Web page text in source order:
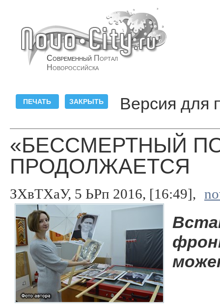
Современный Портал
Новороссийска
Версия для
«БЕССМЕРТНЫЙ
ПРОДОЛЖАЕТСЯ
ЗХвТХаУ, 5 ЬРп 2016, [16:49],